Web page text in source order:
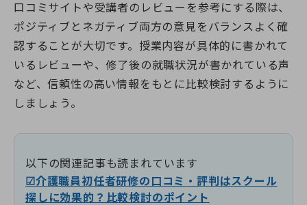
口コミサイトや受講者のレビューを参考にする際は、
ポジティブとネガティブ両方の意見をバランスよく確
認することが大切です。授業内容が具体的に書かれて
いるレビューや、修了後の就職状況が書かれている声
など、信頼性の高い情報をもとに比較検討するように
しましょう。
以下の関連記事も読まれています
☑介護職員初任者研修の口コミ・評判はスクール
探しに効果的？比較検討のポイント